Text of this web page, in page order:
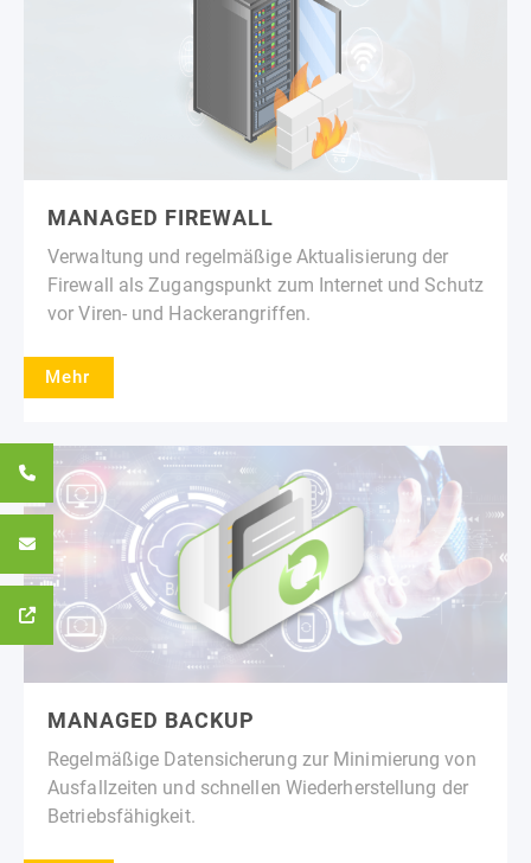
MANAGED FIREWALL
Verwaltung und regelmäßige Aktualisierung der
Firewall als Zugangspunkt zum Internet und Schutz
vor Viren- und Hackerangriffen.
Mehr
MANAGED BACKUP
Regelmäßige Datensicherung zur Minimierung von
Ausfallzeiten und schnellen Wiederherstellung der
Betriebsfähigkeit.